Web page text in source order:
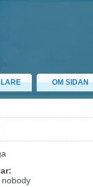
OM SIDAN
nobody